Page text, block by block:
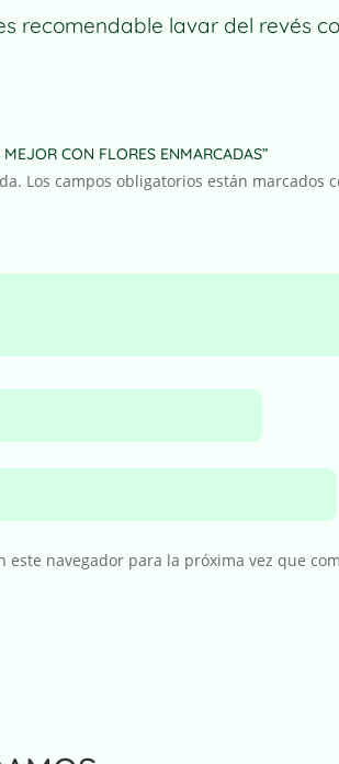
recomendable lavar del revés
CON FLORES ENMARCADAS”
Los campos obligatorios están marcados
navegador para la próxima vez que